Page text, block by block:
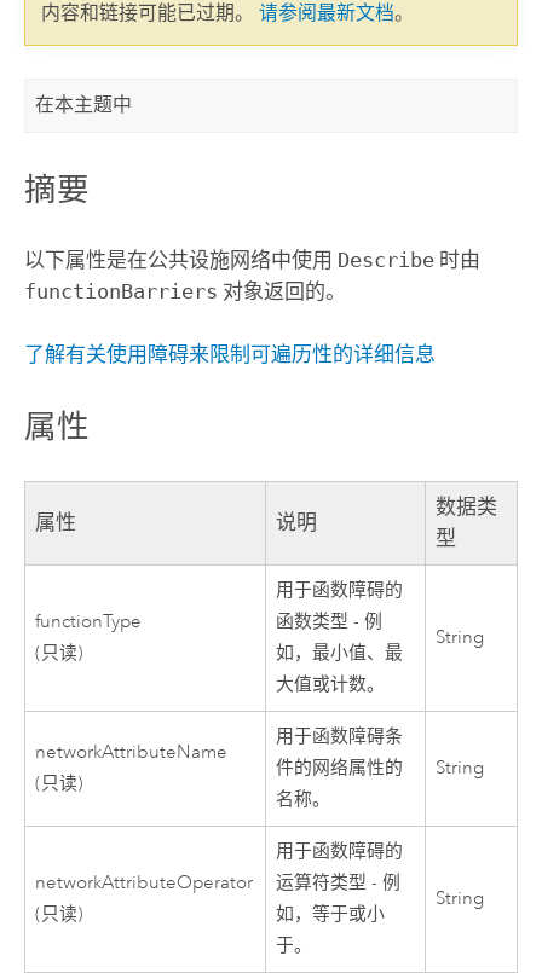
内容和链接可能已过期。 请参阅最新文档。
在本主题中
摘要
以下属性是在公共设施网络中使用 Describe时由
functionBarriers 对象返回的。
了解有关使用障碍来限制可遍历性的详细信息
属性
属性 说明
数据类
型
functionType
(只读)
用于函数障碍的
函数类型 - 例
如，最小值、最
大值或计数。
String
networkAttributeName
(只读)
用于函数障碍条
件的网络属性的
名称。
String
networkAttributeOperator
(只读)
用于函数障碍的
运算符类型 - 例
如，等于或小
于。
String